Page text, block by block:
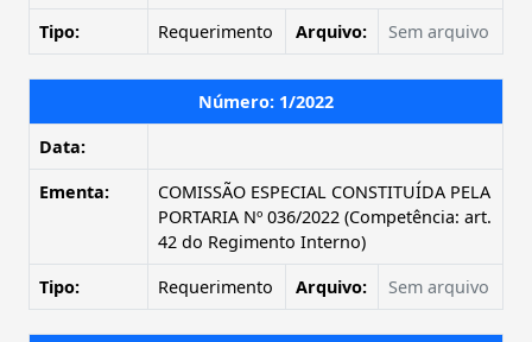
Tipo:
Requerimento Arquivo: Sem arquivo
Número: 1/2022
Data:
Ementa:
COMISSÃO ESPECIAL CONSTITUÍDA PELA
PORTARIA Nº 036/2022 (Competência: art.
42 do Regimento Interno)
Tipo:
Requerimento Arquivo: Sem arquivo